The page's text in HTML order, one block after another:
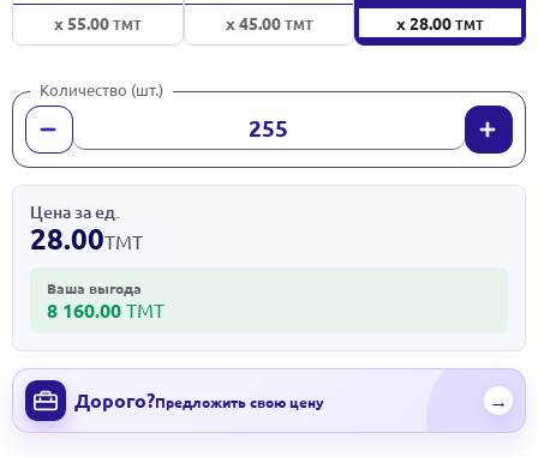
x 55.00ТМТ x 45.00ТМТ x 28.00ТМТ
Количество (шт.)
Цена за ед.
28.00ТМТ
Ваша выгода
8 160.00 ТМТ
Дорого?Предложить свою цену →